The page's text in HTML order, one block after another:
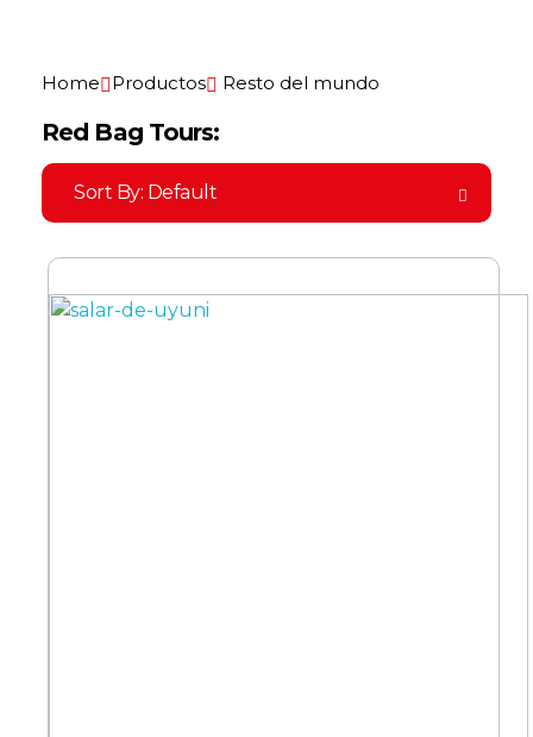
Home Productos Resto del mundo
Red Bag Tours:
Sort By: Default